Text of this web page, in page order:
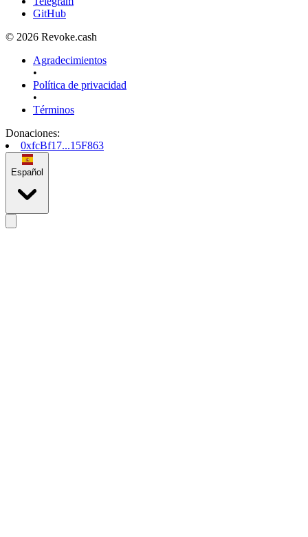
GitHub
© 2026 Revoke.cash
Agradecimientos
•
Política de privacidad
•
Términos
Donaciones:
0xfcBf17...15F863
Español